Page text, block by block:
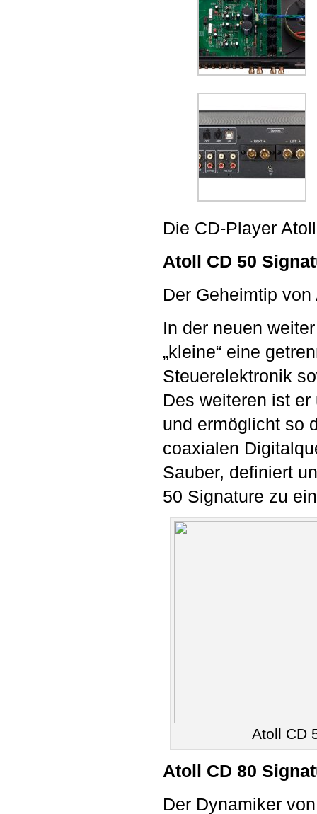
Die CD-Player
Atoll CD 50
Der Geheimtip von
In der neuen
„kleine“ eine
Steuerelektronik
Des weiteren ist
und ermöglicht so
coaxialen
Sauber, definiert
50 Signature zu
Atoll CD
Atoll CD 80
Der Dynamiker